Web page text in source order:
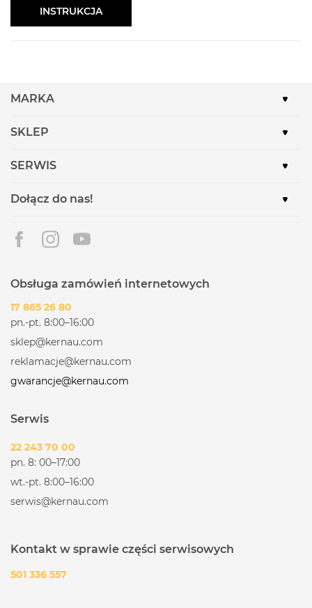
INSTRUKCJA
MARKA
SKLEP
SERWIS
Dołącz do nas!
Obsługa zamówień internetowych
17 865 26 80
pn.-pt. 8:00–16:00
sklep@kernau.com
reklamacje@kernau.com
gwarancje@kernau.com
Serwis
22 243 70 00
pn. 8: 00–17:00
wt.-pt. 8:00–16:00
serwis@kernau.com
Kontakt w sprawie części serwisowych
501 336 557